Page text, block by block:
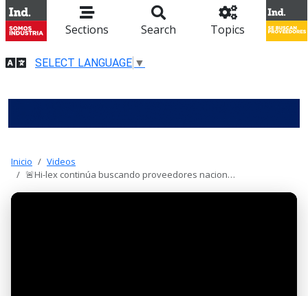
Sections Search Topics
SELECT LANGUAGE ▼
Inicio
Videos
🚨Hi-lex continúa buscando proveedores nacion…